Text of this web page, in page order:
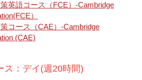
英語コース（FCE）-Cambridge
）
コース（CAE）-Cambridge
(CAE)
ス：デイ(週20時間)